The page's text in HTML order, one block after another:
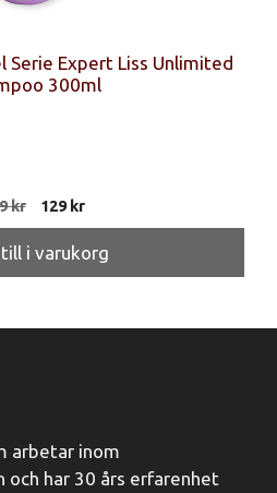
Serie Expert Liss Unlimited
300ml
kr
Det
ursprungliga
priset
var:
129krDet
nuvarande
priset
är:
i varukorg
arbetar inom
och har 30 års erfarenhet